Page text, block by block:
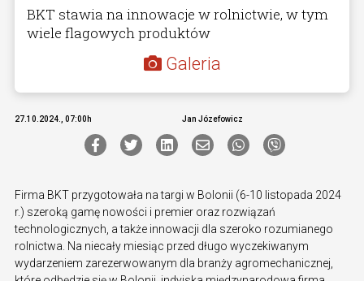
BKT stawia na innowacje w rolnictwie, w tym
wiele flagowych produktów
Galeria
27.10.2024., 07:00h Jan Józefowicz
Firma BKT przygotowała na targi w Bolonii (6-10 listopada 2024
r.) szeroką gamę nowości i premier oraz rozwiązań
technologicznych, a także innowacji dla szeroko rozumianego
rolnictwa. Na niecały miesiąc przed długo wyczekiwanym
wydarzeniem zarezerwowanym dla branży agromechanicznej,